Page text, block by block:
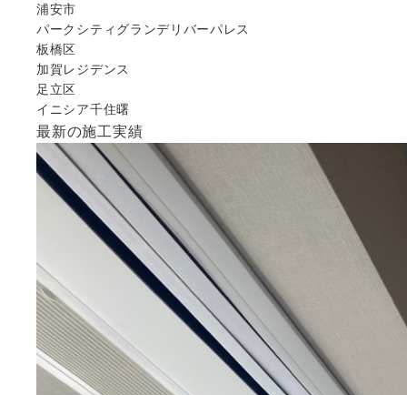
浦安市
パークシティグランデリバーパレス
板橋区
加賀レジデンス
足立区
イニシア千住曙
最新の施工実績